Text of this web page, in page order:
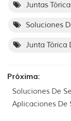
Juntas
Soluciones
Junta Tórica
Próxima:
Soluciones De
Aplicaciones De